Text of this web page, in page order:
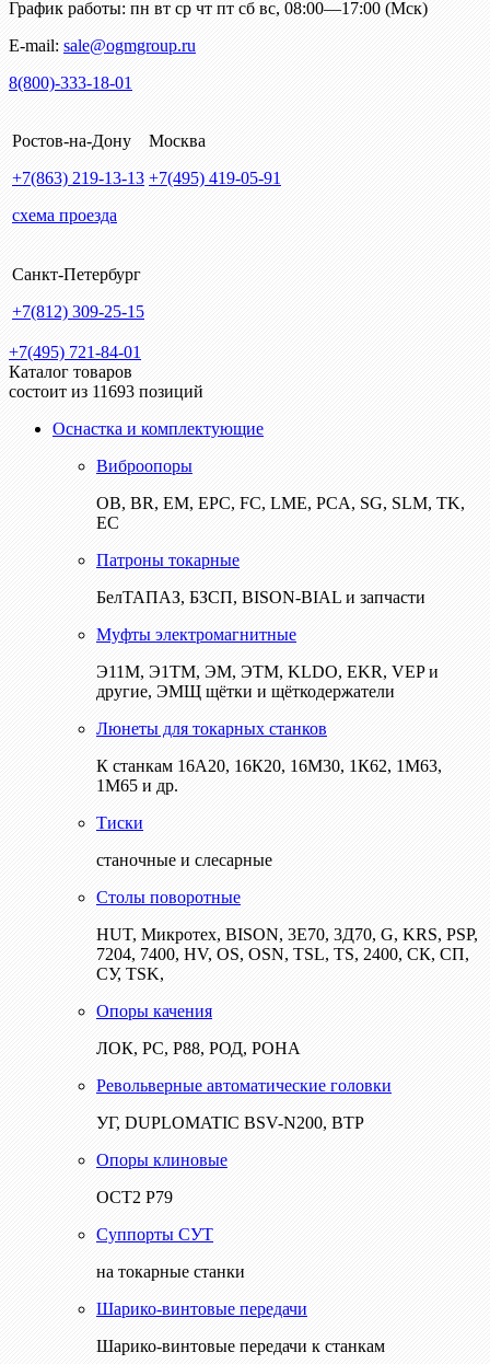
График работы: пн вт ср чт пт сб вс, 08:00—17:00 (Мск)
E-mail: sale@ogmgroup.ru
8(800)-333-18-01
Ростов-на-Дону
+7(863) 219-13-13
схема проезда
Москва
+7(495) 419-05-91
Санкт-Петербург
+7(812) 309-25-15
+7(495) 721-84-01
Каталог товаров
состоит из 11693 позиций
Оснастка и комплектующие
Виброопоры
ОВ, BR, EM, EPC, FC, LME, PCA, SG, SLM, TK,
EC
Патроны токарные
БелТАПАЗ, БЗСП, BISON-BIAL и запчасти
Муфты электромагнитные
Э11М, Э1ТМ, ЭМ, ЭТМ, KLDO, EKR, VEP и
другие, ЭМЩ щётки и щёткодержатели
Люнеты для токарных станков
К станкам 16А20, 16К20, 16М30, 1К62, 1М63,
1М65 и др.
Тиски
станочные и слесарные
Столы поворотные
HUT, Микротех, BISON, 3Е70, 3Д70, G, KRS, PSP,
7204, 7400, HV, OS, OSN, TSL, TS, 2400, СК, СП,
СУ, TSK,
Опоры качения
ЛОК, РС, Р88, РОД, РОНА
Револьверные автоматические головки
УГ, DUPLOMATIC BSV-N200, ВТР
Опоры клиновые
ОСТ2 Р79
Суппорты СУТ
на токарные станки
Шарико-винтовые передачи
Шарико-винтовые передачи к станкам